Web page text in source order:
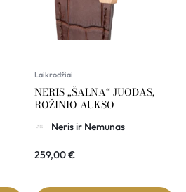
Laikrodžiai
NERIS „ŠALNA“ JUODAS,
ROŽINIO AUKSO
Neris ir Nemunas
259,00€